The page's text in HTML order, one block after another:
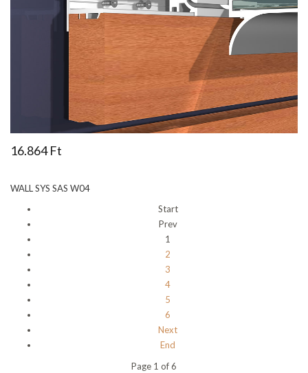
16.864 Ft
WALL SYS SAS W04
Start
Prev
1
2
3
4
5
6
Next
End
Page 1 of 6